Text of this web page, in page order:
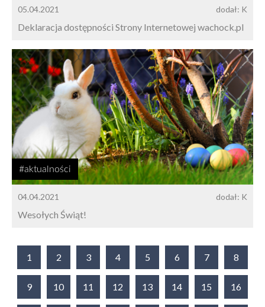
05.04.2021 dodał: K
Deklaracja dostępności Strony Internetowej wachock.pl
#aktualności
04.04.2021 dodał: K
Wesołych Świąt!
1 2 3 4 5 6 7 8
9 10 11 12 13 14 15 16